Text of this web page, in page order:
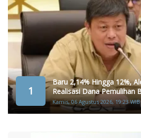
1
Baru 2,14% Hingga 12%,
Realisasi Dana Pemulihan
Kamis, 06 Agustus 2026, 19:23 WIB